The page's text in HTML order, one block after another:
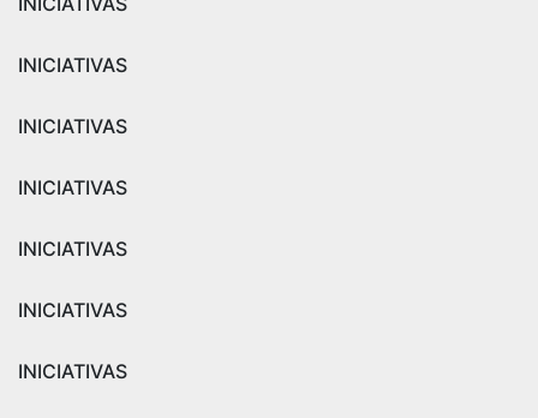
INICIATIVAS
INICIATIVAS
INICIATIVAS
INICIATIVAS
INICIATIVAS
INICIATIVAS